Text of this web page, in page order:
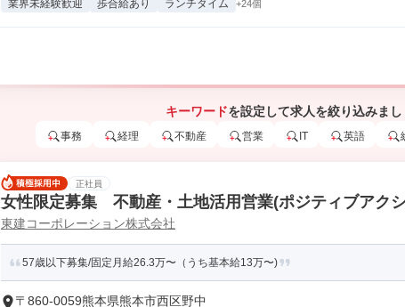
業界未経験歓迎 歩合給あり ランチタイム +24個
キーワードを設定して求人を絞り込みま
事務 経理 不動産 営業 IT 英語
正社員
女性限定募集 不動産・土地活用営業(ポジティブアク
東建コーポレーション株式会社
57歳以下募集/固定月給26.3万〜（うち基本給13万〜)
〒860-0059熊本県熊本市西区野中